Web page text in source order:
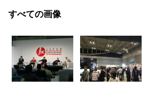
すべての画像